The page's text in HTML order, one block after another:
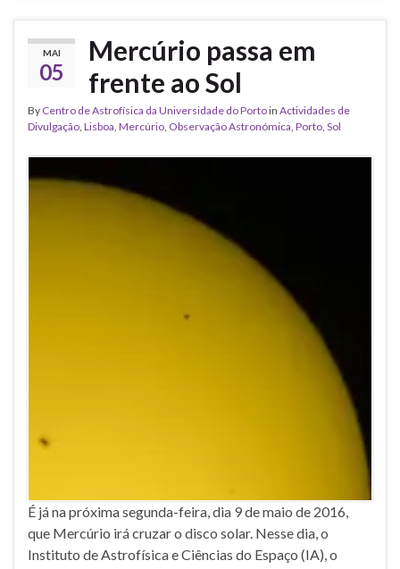
MAI
05
Mercúrio passa em
frente ao Sol
By Centro de Astrofísica da Universidade do Portoin Actividades de
Divulgação, Lisboa, Mercúrio, Observação Astronómica, Porto, Sol
É já na próxima segunda-feira, dia 9 de maio de 2016,
que Mercúrio irá cruzar o disco solar. Nesse dia, o
Instituto de Astrofísica e Ciências do Espaço (IA), o